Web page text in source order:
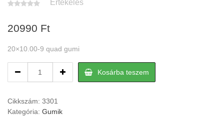
Értékelés
20990 Ft
20×10.00-9 quad gumi
gumi
quantity
Kosárba teszem
Cikkszám: 3301
Kategória: Gumik